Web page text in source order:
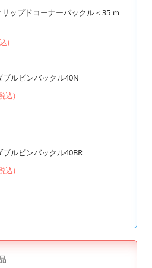
ップドコーナーバックル＜35 ｍ
)
ブルピンバックル40N
込)
ブルピンバックル40BR
込)